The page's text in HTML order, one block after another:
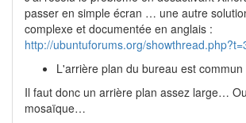
passer en simple écran … une autre
complexe et documentée en anglais :
http://ubuntuforums.org/
L'arrière plan du bureau est
Il faut donc un arrière plan assez large…
mosaïque…